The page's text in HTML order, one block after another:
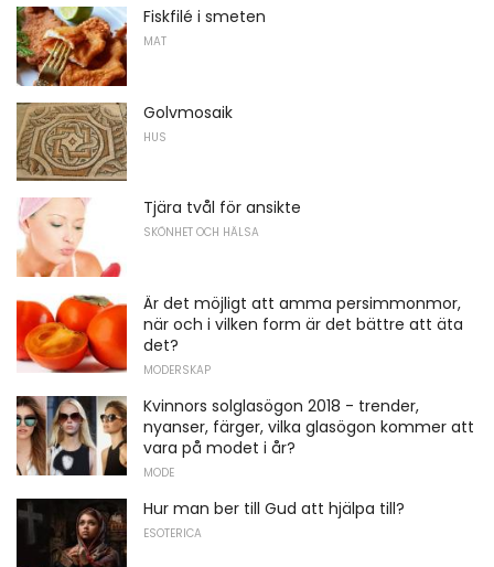
Fiskfilé i smeten
MAT
Golvmosaik
HUS
Tjära tvål för ansikte
SKÖNHET OCH HÄLSA
Är det möjligt att amma persimmonmor,
när och i vilken form är det bättre att äta
det?
MODERSKAP
Kvinnors solglasögon 2018 - trender,
nyanser, färger, vilka glasögon kommer att
vara på modet i år?
MODE
Hur man ber till Gud att hjälpa till?
ESOTERICA